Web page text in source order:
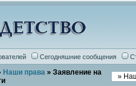
Сегодняшние сообщения
Наши права» Заявление на